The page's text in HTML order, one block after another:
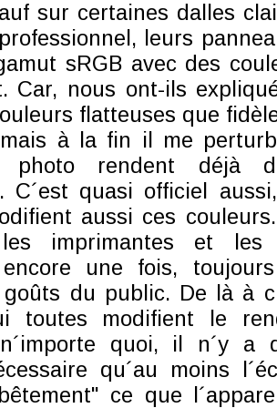
sur certaines dalles
leurs
sRGB avec des
Car, nous ont-ils
flatteuses que
à la fin il me
photo rendent déjà
C´est quasi officiel
aussi ces
les imprimantes et
encore une fois,
du public. De là à
toutes modifient le
quoi, il n´y a
qu´au moins
ce que